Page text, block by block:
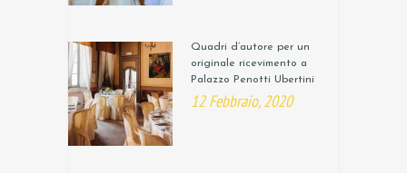
Quadri d’autore per un
originale ricevimento a
Palazzo Penotti Ubertini
12 Febbraio, 2020